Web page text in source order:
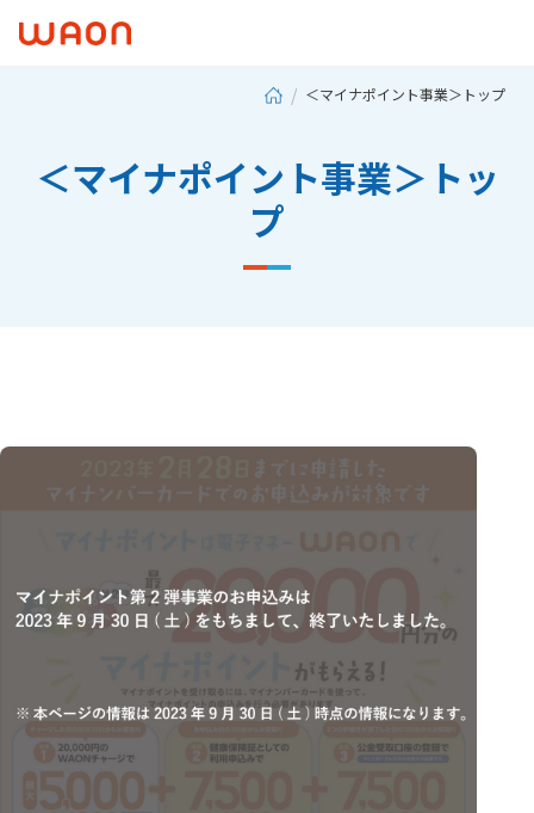
＜マイナポイント事業＞トップ
＜マイナポイント事業＞トッ
プ